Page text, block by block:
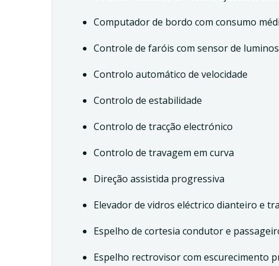
Computador de bordo com consumo
Controle de faróis com sensor de
Controlo automático de velocidade
Controlo de estabilidade
Controlo de tracção electrónico
Controlo de travagem em curva
Direção assistida progressiva
Elevador de vidros eléctrico dianteiro e
Espelho de cortesia condutor e
Espelho rectrovisor com escurecimento